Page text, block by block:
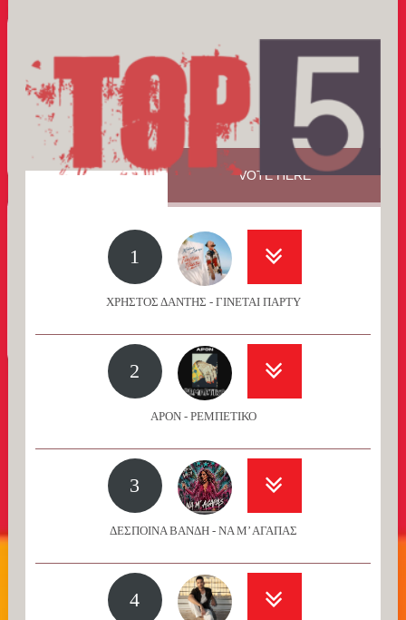
VOTE HERE
1
ΧΡΗΣΤΟΣ ΔΑΝΤΗΣ - ΓΙΝΕΤΑΙ ΠΑΡΤΥ
2
APON - ΡΕΜΠΕΤΙΚΟ
3
ΔΕΣΠΟΙΝΑ ΒΑΝΔΗ - ΝΑ Μ’ ΑΓΑΠΑΣ
4